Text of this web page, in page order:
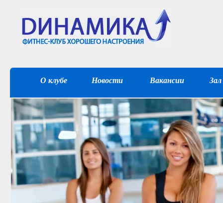
О клубе Новости Вакансии